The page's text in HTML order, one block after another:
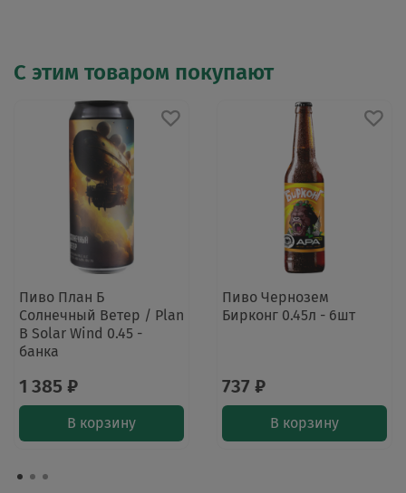
С этим товаром покупают
Пиво План Б
Солнечный Ветер / Plan
B Solar Wind 0.45 -
банка
1 385 ₽
В корзину
Пиво Чернозем
Бирконг 0.45л - 6шт
737 ₽
В корзину